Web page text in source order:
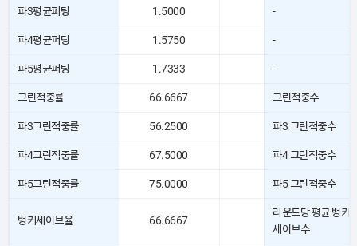
파3평균퍼팅 1.5000 -
파4평균퍼팅 1.5750 -
파5평균퍼팅 1.7333 -
그린적중률 66.6667 그린적중수
파3그린적중률 56.2500 파3 그린적중수
파4그린적중률 67.5000 파4 그린적중수
파5그린적중률 75.0000 파5 그린적중수
벙커세이브율 66.6667
라운드당 평균 벙커
세이브수